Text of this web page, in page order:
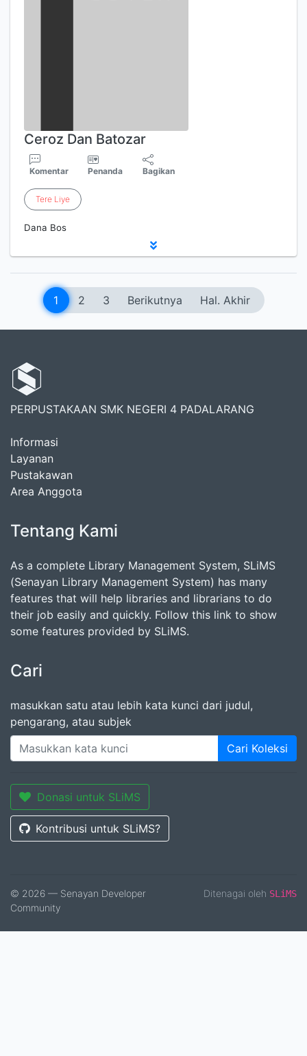
Ceroz Dan Batozar
Komentar Penanda Bagikan
Tere Liye
Dana Bos
1 2 3 Berikutnya Hal. Akhir
PERPUSTAKAAN SMK NEGERI 4 PADALARANG
Informasi
Layanan
Pustakawan
Area Anggota
Tentang Kami
As a complete Library Management System, SLiMS
(Senayan Library Management System) has many
features that will help libraries and librarians to do
their job easily and quickly. Follow this link to show
some features provided by SLiMS.
Cari
masukkan satu atau lebih kata kunci dari judul,
pengarang, atau subjek
Cari Koleksi
Donasi untuk SLiMS
Kontribusi untuk SLiMS?
© 2026 — Senayan Developer
Community
Ditenagai oleh SLiMS